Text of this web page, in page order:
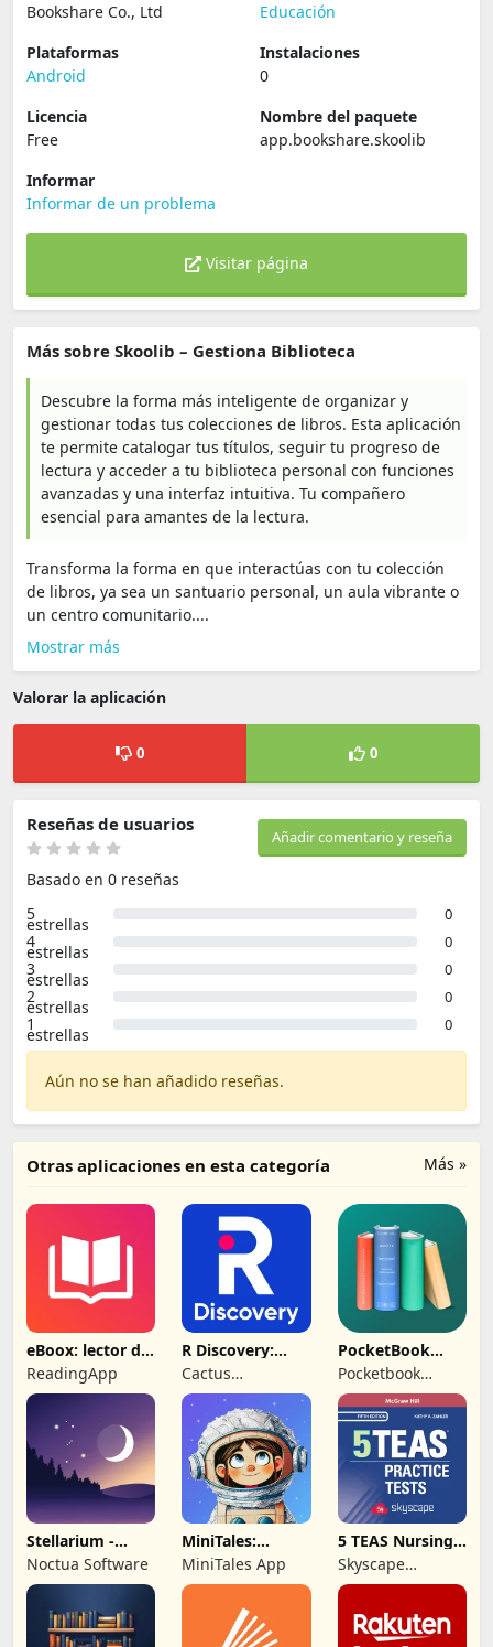
Bookshare Co., Ltd
Educación
Plataformas
Android
Instalaciones
0
Licencia
Free
Nombre del paquete
app.bookshare.skoolib
Informar
Informar de un problema
Visitar página
Más sobre Skoolib – Gestiona Biblioteca
Descubre la forma más inteligente de organizar y
gestionar todas tus colecciones de libros. Esta aplicación
te permite catalogar tus títulos, seguir tu progreso de
lectura y acceder a tu biblioteca personal con funciones
avanzadas y una interfaz intuitiva. Tu compañero
esencial para amantes de la lectura.
Transforma la forma en que interactúas con tu colección
de libros, ya sea un santuario personal, un aula vibrante o
un centro comunitario....
Mostrar más
Valorar la aplicación
0 0
Añadir comentario y reseña
Reseñas de usuarios
Basado en 0 reseñas
5
estrellas 0
4
estrellas 0
3
estrellas 0
2
estrellas 0
1
estrellas 0
Aún no se han añadido reseñas.
Más »
Otras aplicaciones en esta categoría
eBoox: lector de
libros epub
ReadingApp
R Discovery:
Academic
Research
Cactus
Communications
Pvt. Ltd.
PocketBook
libro
Pocketbook
International SA
Stellarium -
Mapa de
Estrellas
Noctua Software
MiniTales:
Cuentos para
peques
MiniTales App
5 TEAS Nursing
School Entrance
Skyscape
Medpresso Inc